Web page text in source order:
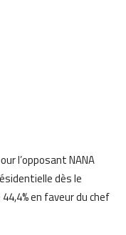
l’opposant NANA
dès le
en faveur du chef